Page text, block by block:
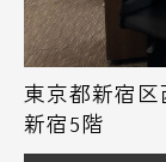
東京都新宿
新宿5階